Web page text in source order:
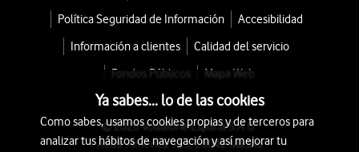
Política Seguridad de Información
Accesibilidad
Información a clientes
Calidad del servicio
Fondos Públicos
Mapa Web
© 2026 Vodafone España S.A.U.
Avda. América 115, 28042 Madrid
Ya sabes... lo de las cookies
Como sabes, usamos cookies propias y de terceros para
analizar tus hábitos de navegación y así mejorar tu